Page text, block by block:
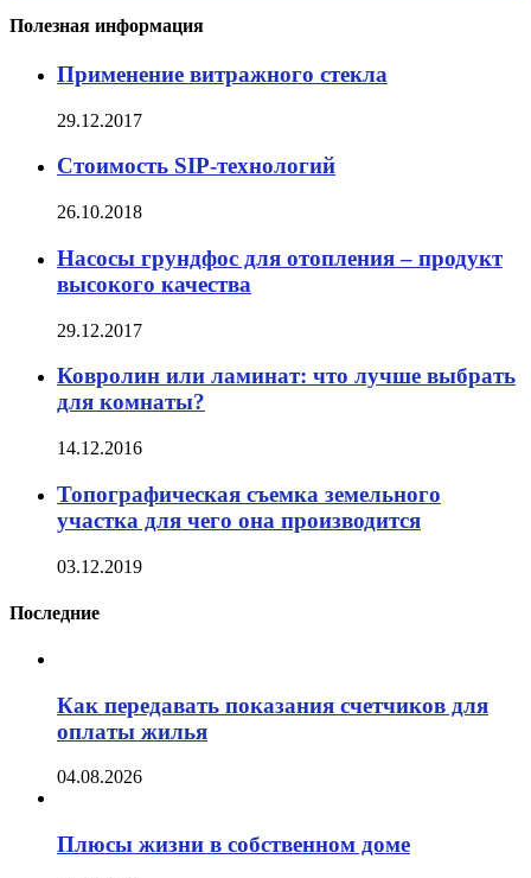
Полезная информация
Применение витражного стекла
29.12.2017
Стоимость SIP-технологий
26.10.2018
Насосы грундфос для отопления – продукт
высокого качества
29.12.2017
Ковролин или ламинат: что лучше выбрать
для комнаты?
14.12.2016
Топографическая съемка земельного
участка для чего она производится
03.12.2019
Последние
Как передавать показания счетчиков для
оплаты жилья
04.08.2026
Плюсы жизни в собственном доме